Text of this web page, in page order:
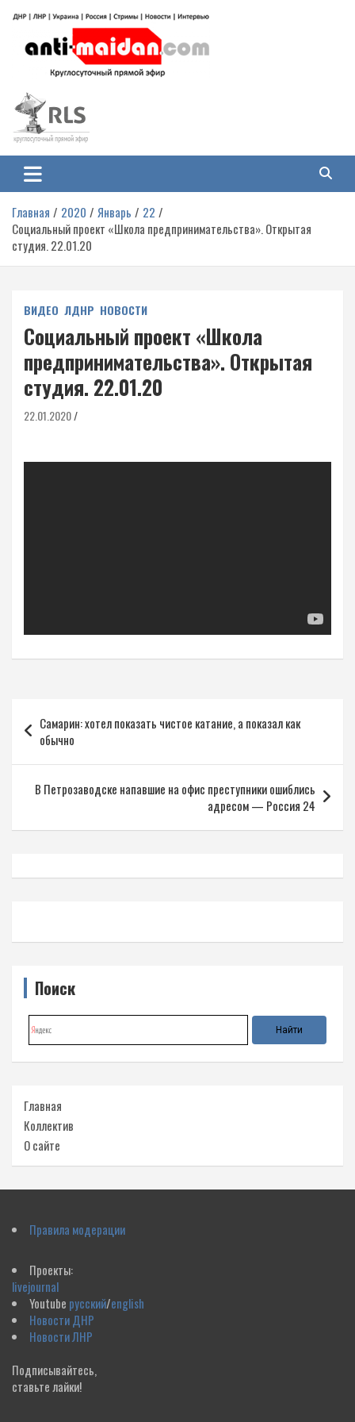
содержимому
Антимайдан: Гражданская война
на Украине
гражданской войне на Украине, включая события в Новороссии, ДНР,
ЛНР и других регионах.
Главная 2020 Январь
22
Социальный проект «Школа предпринимательства». Открытая
студия. 22.01.20
ВИДЕО ЛДНР НОВОСТИ
Социальный проект «Школа
предпринимательства». Открытая
студия. 22.01.20
22.01.2020
по
записям
Самарин: хотел показать чистое катание, а показал как
обычно
В Петрозаводске напавшие на офис преступники ошиблись
адресом — Россия 24
Поиск
Главная
Коллектив
О сайте
Правила модерации
Проекты:
livejournal
Youtube русский/english
Новости ДНР
Новости ЛНР
Подписывайтесь,
ставьте лайки!